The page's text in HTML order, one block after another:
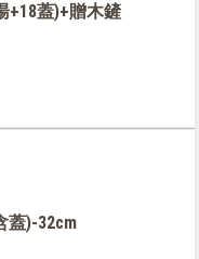
+18蓋)+贈木鏟
蓋)-32cm